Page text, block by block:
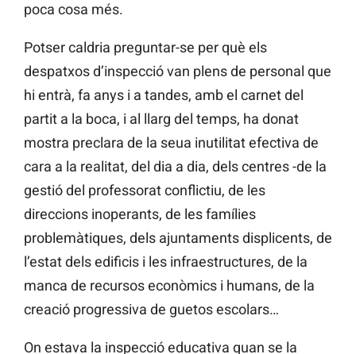
poca cosa més.
Potser caldria preguntar-se per què els
despatxos d’inspecció van plens de personal que
hi entrà, fa anys i a tandes, amb el carnet del
partit a la boca, i al llarg del temps, ha donat
mostra preclara de la seua inutilitat efectiva de
cara a la realitat, del dia a dia, dels centres -de la
gestió del professorat conflictiu, de les
direccions inoperants, de les famílies
problemàtiques, dels ajuntaments displicents, de
l’estat dels edificis i les infraestructures, de la
manca de recursos econòmics i humans, de la
creació progressiva de guetos escolars…
On estava la inspecció educativa quan se la